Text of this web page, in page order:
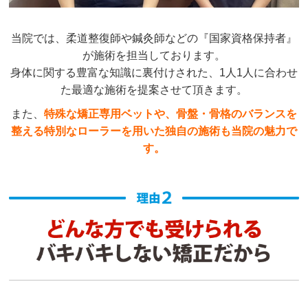
当院では、柔道整復師や鍼灸師などの『国家資格保持者』
が施術を担当しております。
身体に関する豊富な知識に裏付けされた、1人1人に合わせ
た最適な施術を提案させて頂きます。
また、 特殊な矯正専用ベットや、骨盤・骨格のバランスを
整える特別なローラーを用いた独自の施術も当院の魅力で
す。